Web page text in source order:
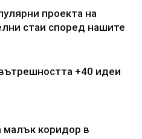
проекта на
стаи според нашите
+40 идеи
малък коридор в